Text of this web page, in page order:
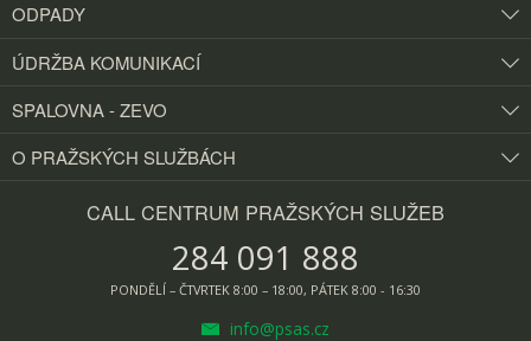
ODPADY
ÚDRŽBA KOMUNIKACÍ
SPALOVNA - ZEVO
O PRAŽSKÝCH SLUŽBÁCH
CALL CENTRUM PRAŽSKÝCH SLUŽEB
284 091 888
PONDĚLÍ – ČTVRTEK 8:00 – 18:00, PÁTEK 8:00 - 16:30
info@psas.cz